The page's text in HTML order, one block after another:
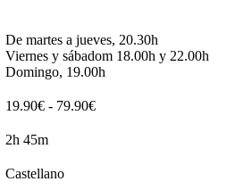
De martes a jueves, 20.30h
Viernes y sábadom 18.00h y 22.00h
Domingo, 19.00h
19.90€ - 79.90€
2h 45m
Castellano